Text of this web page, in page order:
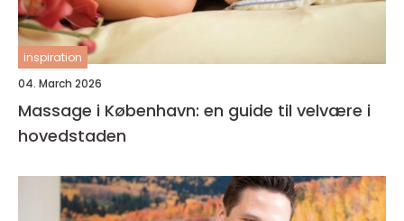
inspiration
04. March 2026
Massage i København: en guide til velvære i
hovedstaden